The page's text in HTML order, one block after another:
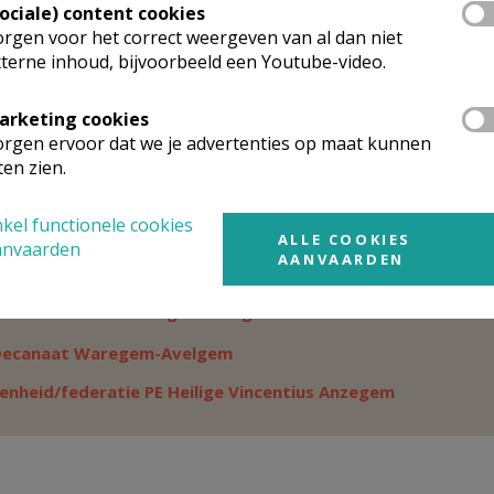
heer Jean-YvesVerhaeghe
3
056/42 37 10
Stuur een mailtje
Google Maps
wat je zocht? Hier vind je links naar de gegevens van
tot
Waregem-Avelgem
federatie PE Heilige Vincentius Anzegem
content cookies
voor het correct weergeven van al dan niet
inhoud, bijvoorbeeld een Youtube-video.
cookies
ervoor dat we je advertenties op maat kunnen
zien.
functionele cookies
ALLE COOKIES
AANVAARDEN